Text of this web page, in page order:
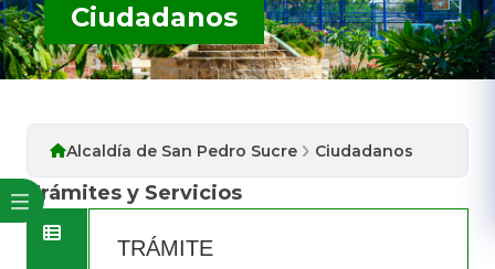
Ciudadanos
Alcaldía de San Pedro Sucre Ciudadanos
Trámites y Servicios
TRÁMITE